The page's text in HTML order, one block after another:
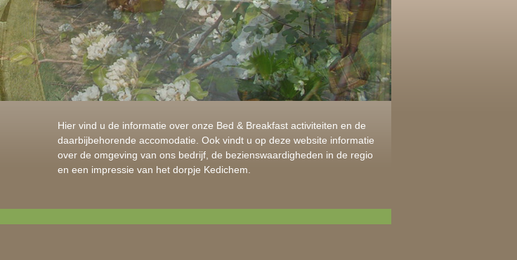
Hier vind u de informatie over onze Bed & Breakfast activiteiten en de
daarbijbehorende accomodatie. Ook vindt u op deze website informatie
over de omgeving van ons bedrijf, de bezienswaardigheden in de regio
en een impressie van het dorpje Kedichem.